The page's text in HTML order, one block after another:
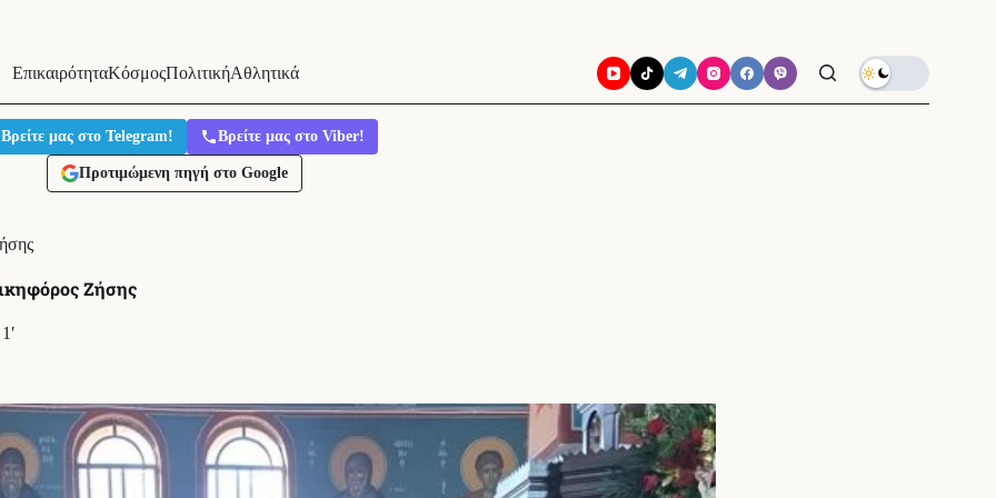
ΕπικαιρότηταΚόσμοςΠολιτικήΑθλητικά
Βρείτε μας στο Telegram! Βρείτε μας στο Viber!
Προτιμώμενη πηγή στο Google
Ζήσης
1′